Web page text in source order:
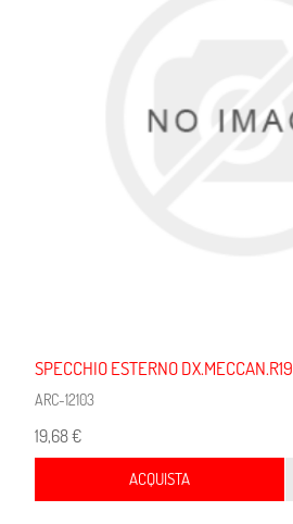
SPECCHIO ESTERNO DX.MECCAN.R19
ARC-12103
19,68 €
ACQUISTA